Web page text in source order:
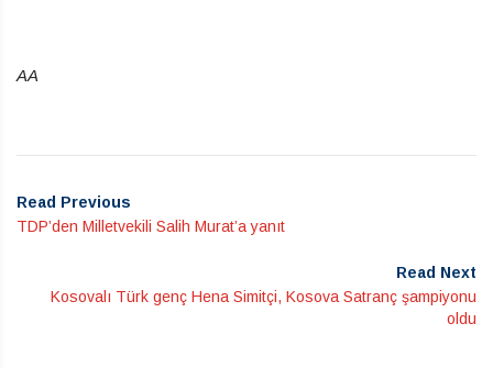
AA
Read Previous
TDP’den Milletvekili Salih Murat’a yanıt
Read Next
Kosovalı Türk genç Hena Simitçi, Kosova Satranç şampiyonu
oldu